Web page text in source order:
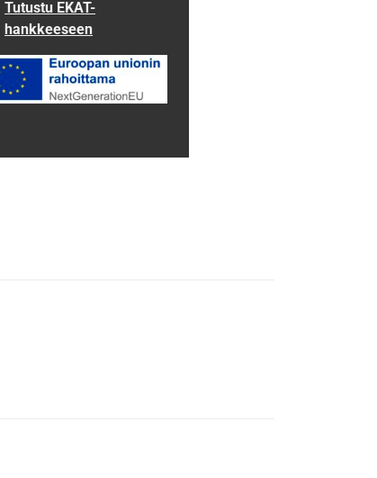
Tutustu EKAT-
hankkeeseen